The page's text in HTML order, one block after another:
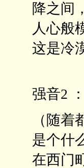
降之间
人心般
这是冷
强音2
（随
是个什
在西门